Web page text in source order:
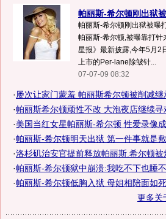
帕丽斯-希尔顿刚出狱
帕丽斯-希尔顿刚出狱被曝
帕丽斯-希尔顿,被曝靠打针
星报》最新披露,今年5月2
上市的Per-lane除皱针...
07-07-09 08:32
· 屡次让家门蒙羞 帕丽斯希尔顿被削减继
·帕丽斯希尔顿顽性不改 大泡夜店继续寻
·美国当红女星帕丽斯-希尔顿 性爱录像
·帕丽斯-希尔顿明天出狱 第一件事就是
·洛杉矶治安官提前释放帕丽斯.希尔顿被
·帕丽斯-希尔顿狱中崩溃:我吃不下也睡
·帕丽斯-希尔顿低胸入狱 母姐相陪面如
更多关